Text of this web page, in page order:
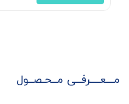
مـــعــــرفــی مــحـصــول